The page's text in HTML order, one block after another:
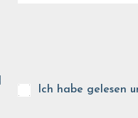
Ich habe gelesen